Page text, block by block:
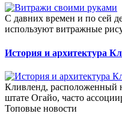
С давних времен и по сей
используют витражные
История и архитектура
Кливленд, расположенный
штате Огайо, часто
Топовые новости